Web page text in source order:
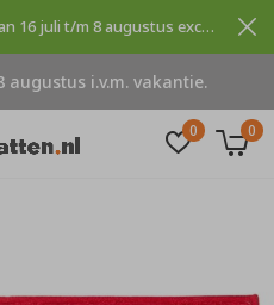
0 0
Niet goed,
I.v.m. vakantie zijn wij gesloten van 16 juli t/m 8 augustus excuses voor dit ongemak.